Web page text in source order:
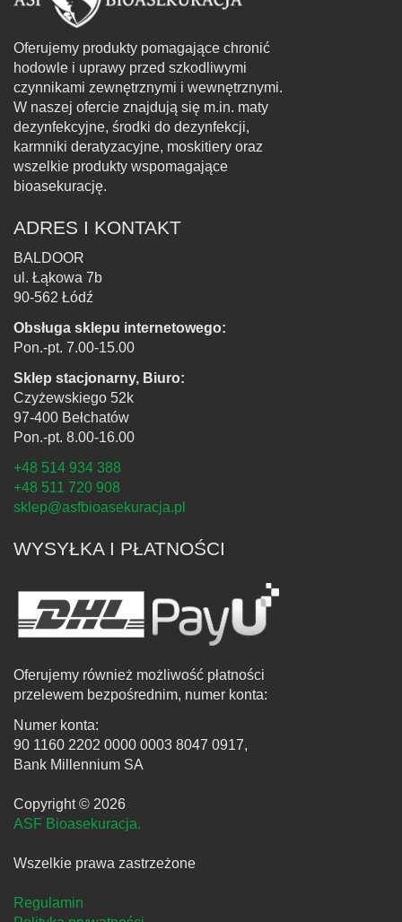
Oferujemy produkty pomagające chronić
hodowle i uprawy przed szkodliwymi
czynnikami zewnętrznymi i wewnętrznymi.
W naszej ofercie znajdują się m.in. maty
dezynfekcyjne, środki do dezynfekcji,
karmniki deratyzacyjne, moskitiery oraz
wszelkie produkty wspomagające
bioasekurację.
ADRES I KONTAKT
BALDOOR
ul. Łąkowa 7b
90-562 Łódź
Obsługa sklepu internetowego:
Pon.-pt. 7.00-15.00
Sklep stacjonarny, Biuro:
Czyżewskiego 52k
97-400 Bełchatów
Pon.-pt. 8.00-16.00
+48 514 934 388
+48 511 720 908
sklep@asfbioasekuracja.pl
WYSYŁKA I PŁATNOŚCI
Oferujemy również możliwość płatności
przelewem bezpośrednim, numer konta:
Numer konta:
90 1160 2202 0000 0003 8047 0917,
Bank Millennium SA
Copyright © 2026
ASF Bioasekuracja.
Wszelkie prawa zastrzeżone
Regulamin